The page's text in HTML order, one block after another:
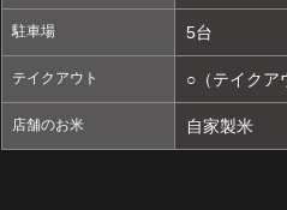
駐車場 5台
テイクアウト ○（テイクア
店舗のお米 自家製米